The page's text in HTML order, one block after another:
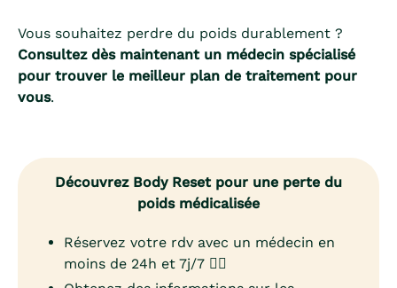
Vous souhaitez perdre du poids durablement ?
Consultez dès maintenant un médecin spécialisé
pour trouver le meilleur plan de traitement pour
vous.
Découvrez Body Reset pour une perte du
poids médicalisée
Réservez votre rdv avec un médecin en
moins de 24h et 7j/7 👨‍⚕️